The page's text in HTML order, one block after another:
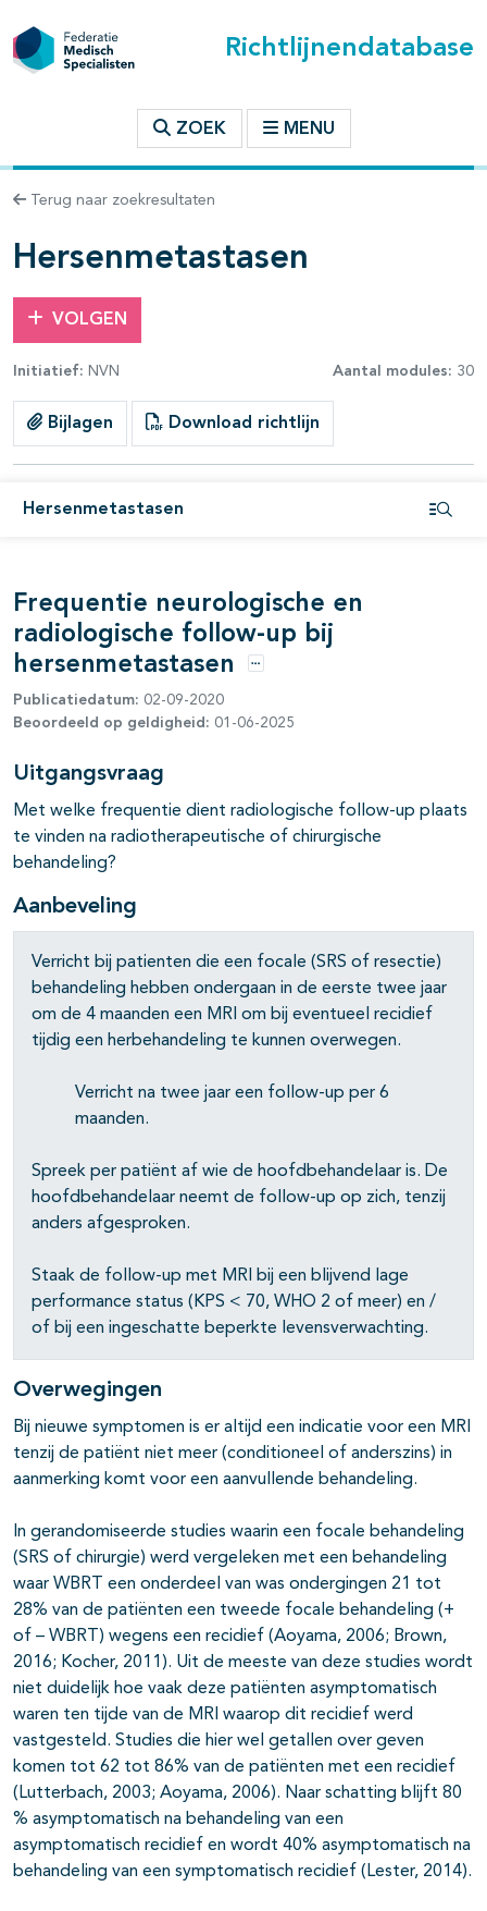
Richtlijnendatabase
ZOEK MENU
Terug naar zoekresultaten
Hersenmetastasen
VOLGEN
Initiatief: NVN Aantal modules: 30
Bijlagen Download richtlijn
Hersenmetastasen
binnen deze richtlijn
open- en dichtklappen
open- en dichtklappen
Frequentie neurologische en
radiologische follow-up bij
hersenmetastasen
Opties
Publicatiedatum: 02-09-2020
Beoordeeld op geldigheid: 01-06-2025
Uitgangsvraag
Met welke frequentie dient radiologische follow-up plaats
te vinden na radiotherapeutische of chirurgische
behandeling?
Aanbeveling
Verricht bij patienten die een focale (SRS of resectie)
behandeling hebben ondergaan in de eerste twee jaar
om de 4 maanden een MRI om bij eventueel recidief
tijdig een herbehandeling te kunnen overwegen.
Verricht na twee jaar een follow-up per 6
maanden.
Spreek per patiënt af wie de hoofdbehandelaar is. De
hoofdbehandelaar neemt de follow-up op zich, tenzij
anders afgesproken.
Staak de follow-up met MRI bij een blijvend lage
performance status (KPS < 70, WHO 2 of meer) en /
of bij een ingeschatte beperkte levensverwachting.
Overwegingen
Bij nieuwe symptomen is er altijd een indicatie voor een MRI
tenzij de patiënt niet meer (conditioneel of anderszins) in
aanmerking komt voor een aanvullende behandeling.
In gerandomiseerde studies waarin een focale behandeling
(SRS of chirurgie) werd vergeleken met een behandeling
waar WBRT een onderdeel van was ondergingen 21 tot
28% van de patiënten een tweede focale behandeling (+
of – WBRT) wegens een recidief (Aoyama, 2006; Brown,
2016; Kocher, 2011). Uit de meeste van deze studies wordt
niet duidelijk hoe vaak deze patiënten asymptomatisch
waren ten tijde van de MRI waarop dit recidief werd
vastgesteld. Studies die hier wel getallen over geven
komen tot 62 tot 86% van de patiënten met een recidief
(Lutterbach, 2003; Aoyama, 2006). Naar schatting blijft 80
% asymptomatisch na behandeling van een
asymptomatisch recidief en wordt 40% asymptomatisch na
behandeling van een symptomatisch recidief (Lester, 2014).